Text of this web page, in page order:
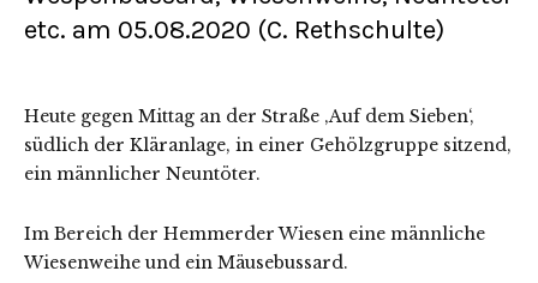
etc. am 05.08.2020 (C. Rethschulte)
Heute gegen Mittag an der Straße ‚Auf dem Sieben‘,
südlich der Kläranlage, in einer Gehölzgruppe sitzend,
ein männlicher Neuntöter.
Im Bereich der Hemmerder Wiesen eine männliche
Wiesenweihe und ein Mäusebussard.